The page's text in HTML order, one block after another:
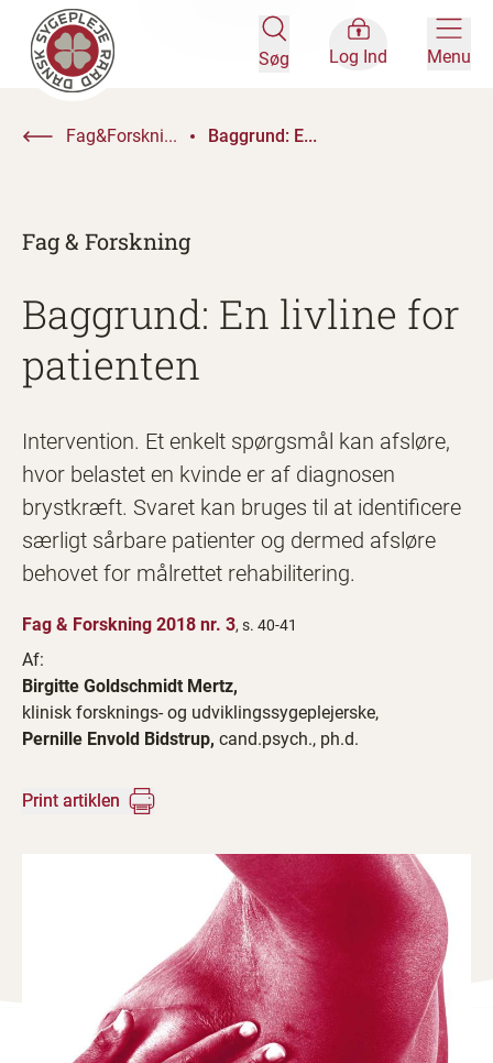
Søg Log Ind Menu
Fag&Forskni... Baggrund: E...
Fag & Forskning
Baggrund: En livline for
patienten
Intervention. Et enkelt spørgsmål kan afsløre,
hvor belastet en kvinde er af diagnosen
brystkræft. Svaret kan bruges til at identificere
særligt sårbare patienter og dermed afsløre
behovet for målrettet rehabilitering.
Fag & Forskning 2018 nr. 3, s. 40-41
Af:
Birgitte Goldschmidt Mertz,
klinisk forsknings- og udviklingssygeplejerske,
Pernille Envold Bidstrup, cand.psych., ph.d.
Print artiklen